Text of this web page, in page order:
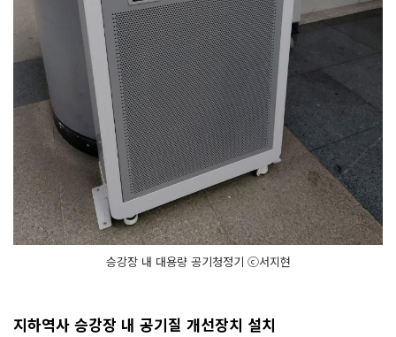
승강장 내 대용량 공기청정기 ⓒ서지현
지하역사 승강장 내 공기질 개선장치 설치